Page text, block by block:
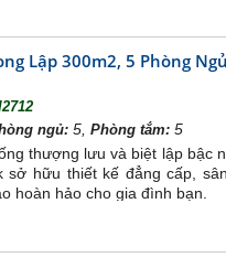
– 08, 18A)
tầng 19(trần cao 7m),
tập đoàn Ecopark trân trọng
The Onsen. The Landmark
30m ngay cạnh công
viên cây xanh cùng
tắm nước suối khoáng
doanh sầm uất trải dài
tế, trung tâm y tế, khu
sống sinh thái trong
Lập 300m2, 5 Phòng
ngủ:5, Phòng tắm:5
thượng lưu và biệt lập bậc
sở hữu thiết kế đẳng cấp,
hoàn hảo cho gia đình bạn.